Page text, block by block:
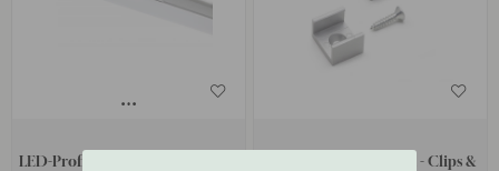
LED-Profil Twig XA - 2000mm -
Monteringssæt Twig XA - Clips &